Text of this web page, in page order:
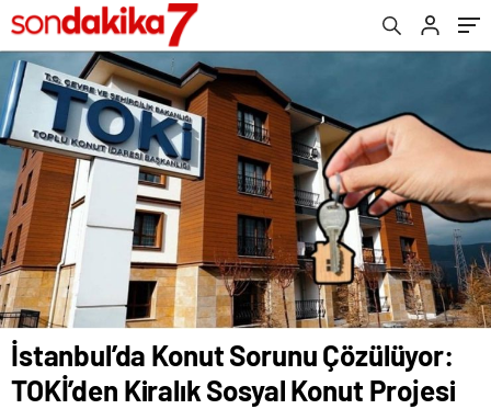
İstanbul’da Konut Sorunu Çözülüyor:
TOKİ’den Kiralık Sosyal Konut Projesi